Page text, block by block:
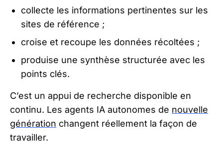
collecte les informations pertinentes sur les
sites de référence ;
croise et recoupe les données récoltées ;
produise une synthèse structurée avec les
points clés.
C’est un appui de recherche disponible en
continu. Les agents IA autonomes de nouvelle
génération changent réellement la façon de
travailler.